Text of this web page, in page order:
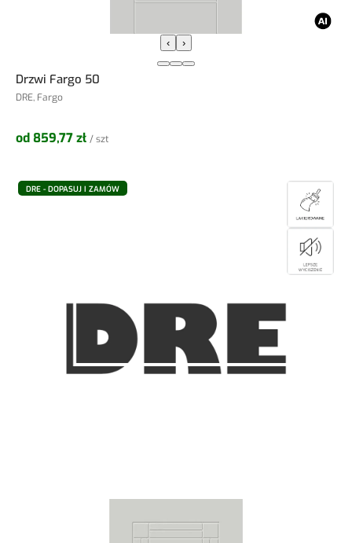
‹ ›
Drzwi Fargo 50
DRE, Fargo
od 859,77 zł / szt
DRE - DOPASUJ I ZAMÓW